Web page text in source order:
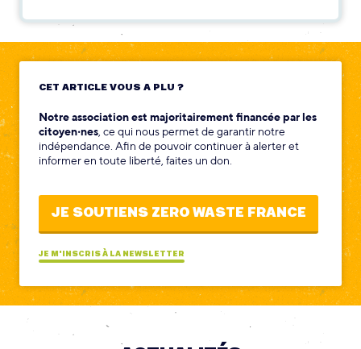
CET ARTICLE VOUS A PLU ?
Notre association est majoritairement financée par les
citoyen‧nes , ce qui nous permet de garantir notre
indépendance. Afin de pouvoir continuer à alerter et
informer en toute liberté, faites un don.
JE SOUTIENS ZERO WASTE FRANCE
JE M'INSCRIS À LA NEWSLETTER